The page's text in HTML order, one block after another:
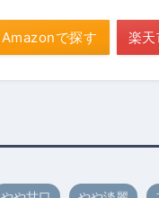
Amazonで探す 楽